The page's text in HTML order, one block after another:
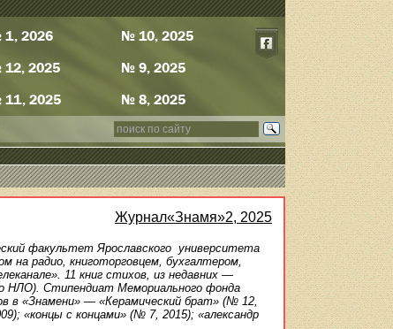
2026
2025
2025
№ 10, 2025
№ 9, 2025
№ 8, 2025
Журнал«Знамя»2, 2025
факультет Ярославского университета
на радио, книготорговцем, бухгалтером,
11 книг стихов, из недавних —
НЛО). Стипендиат Мемориального фонда
в «Знамени» — «Керамический брат» (№ 12,
«концы с концами» (№ 7, 2015); «александр